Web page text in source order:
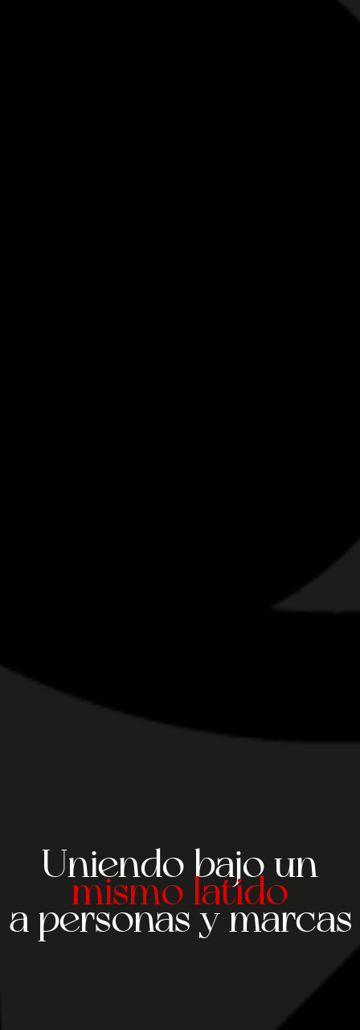
Uniendo bajo un
mismo latido
a personas y marcas